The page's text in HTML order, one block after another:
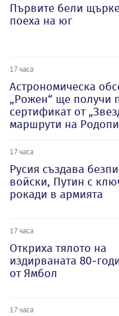
Първите бели
поеха на юг
17 часа
Астрономическа
„Рожен“ ще получи
сертификат от
маршрути на
17 часа
Русия създава
войски, Путин с
рокади в армията
17 часа
Откриха тялото на
издирваната 80-
от Ямбол
17 часа